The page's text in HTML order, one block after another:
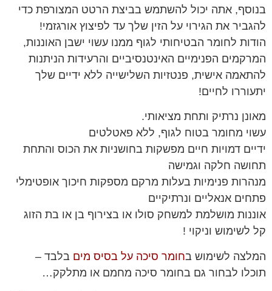
בנוסף, אתה יכול להשתמש בביצת הרטט המצורפת כדי
להגביר את הגירוי על הזין שלך עד לפיצוץ אורגזמי!
הודות לחומר הבטיחותי לגוף ממנו עשוי ישבן האוננות,
המרקמים הפנימיים האינטנסיביים והרעידות הניתנות
להתאמה אישית, פנטזיות השלישייה ללא ידיים שלך
יתעוררו לחיים!
מאונן נרתיק ותחת מציאותי.
עשוי מחומר בטוח לגוף, ללא פאטלטים
ידיים דמויות חיים מפשקות בחושניות את הכוס והתחת
תחושה חלקה וגמישה
מנהרות פנימיות בעלות מרקם מספקות חיכוך אופטימלי
פתחים אנאליים ונרתיקיים
אוננות מושלמת למשחק סולו או בצירוף בן או בת הזוג
קל לשימוש וניקוי !
המלצה לשימוש בחומר סיכה על בסיס מים בלבד –
תוכלו לבחור גם בחומר סיכה מחמם או מתלקק…